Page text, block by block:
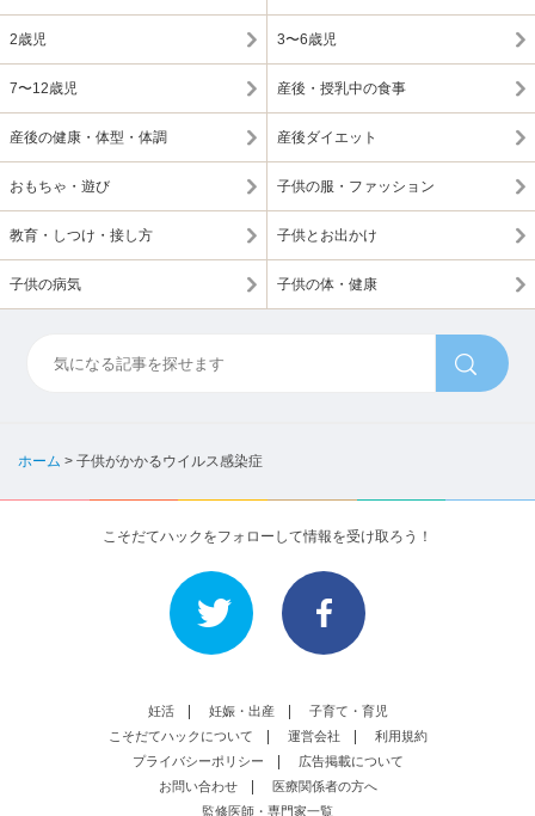
2歳児 3〜6歳児
7〜12歳児 産後・授乳中の食事
産後の健康・体型・体調 産後ダイエット
おもちゃ・遊び 子供の服・ファッション
教育・しつけ・接し方 子供とお出かけ
子供の病気 子供の体・健康
ホーム > 子供がかかるウイルス感染症
こそだてハックをフォローして情報を受け取ろう！
妊活 妊娠・出産
子育て・育児
こそだてハックについて
運営会社
利用規約
プライバシーポリシー
広告掲載について
お問い合わせ
医療関係者の方へ
監修医師・専門家一覧